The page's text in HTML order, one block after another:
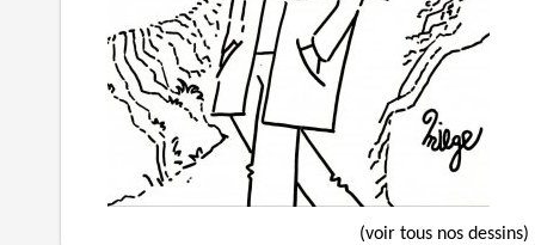
(voir tous nos dessins)